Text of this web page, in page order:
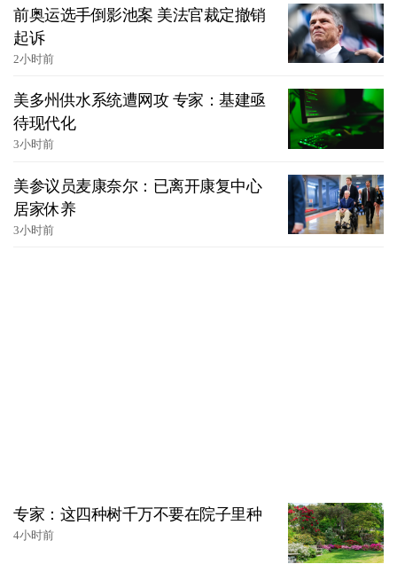
前奥运选手倒影池案 美法官裁定撤销
起诉
2小时前
美多州供水系统遭网攻 专家：基建亟
待现代化
3小时前
美参议员麦康奈尔：已离开康复中心
居家休养
3小时前
专家：这四种树千万不要在院子里种
4小时前